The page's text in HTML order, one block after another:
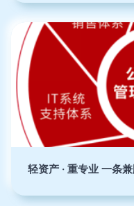
轻资产 · 重专业 一条